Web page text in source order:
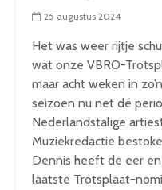
25 augustus 2024
Het was weer rijtje
wat onze VBRO-
maar acht weken in
seizoen nu net dé
Nederlandstalige
Muziekredactie
Dennis heeft de eer
laatste Trotsplaat-